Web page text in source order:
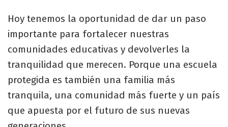
Hoy tenemos la oportunidad de dar un paso
importante para fortalecer nuestras
comunidades educativas y devolverles la
tranquilidad que merecen. Porque una escuela
protegida es también una familia más
tranquila, una comunidad más fuerte y un país
que apuesta por el futuro de sus nuevas